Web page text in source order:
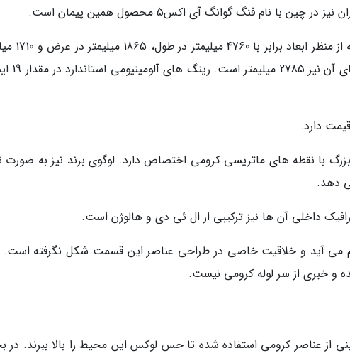
با نام فنگ گوانگ آی اکس5 محصول همین پیمان است.
لندیان ئی5 به عنوان شاسی بلند
در ارتفاع پیشرفته
با نقطه های ماتریسی کرومی اختصاص دارد. لوگوی برند نیز به صورت
داخلی آن ها نیز ترکیبی از ال ئی دی و هالوژن است.
می آید و خلاقیت خاصی در طراحی عناصر این قسمت شکل نگرفته است.
و خبری از سر لوله کرومی نیست.
از عناصر کرومی استفاده شده تا حس لوکس این محیط را بالا ببرند.